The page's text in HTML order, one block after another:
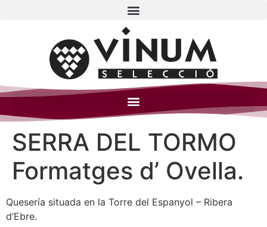
SERRA DEL TORMO
Formatges d’ Ovella.
Quesería situada en la Torre del Espanyol – Ribera
d’Ebre.